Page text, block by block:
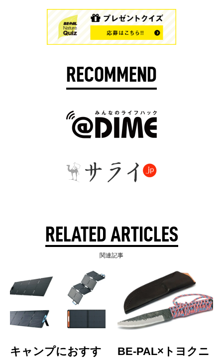
RECOMMEND
RELATED ARTICLES
関連記事
キャンプにおすす
BE-PAL×トヨクニ